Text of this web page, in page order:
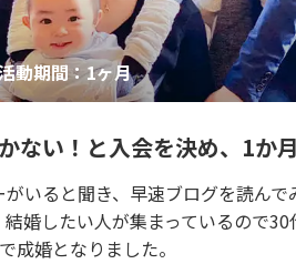
動期間：1ヶ月
ない！と入会を決め、1か
いると聞き、早速ブログを読ん
婚したい人が集まっているので
成婚となりました。